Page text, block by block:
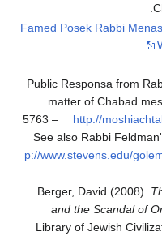
Famed Posek Rabbi
Public Responsa from
matter of Chabad
5763 –
http://
See also Rabbi
p://www.stevens.edu/
Berger, David (2008).
and the Scandal of
Library of Jewish